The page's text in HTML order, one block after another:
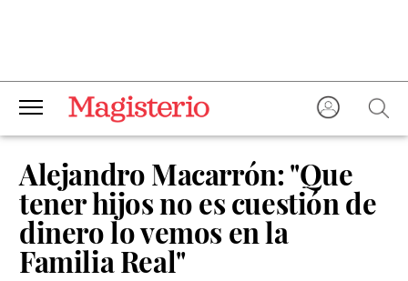
Alejandro Macarrón: "Que
tener hijos no es cuestión de
dinero lo vemos en la
Familia Real"